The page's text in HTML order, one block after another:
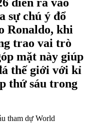
sự chú ý đổ
Ronaldo, khi
trao vai trò
mặt này giúp
thế giới với kỉ
thứ sáu trong